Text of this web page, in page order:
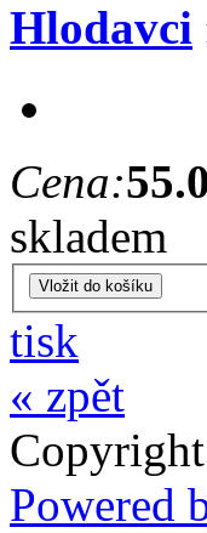
Hlodavci
Cena:
skladem
tisk
« zpět
Powered